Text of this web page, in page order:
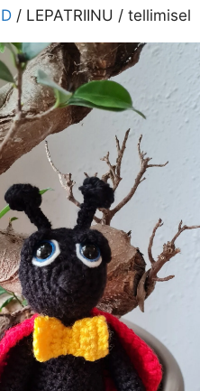
/ LEPATRIINU / tellimisel